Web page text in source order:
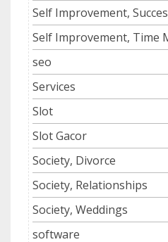
Self Improvement,
Self Improvement, Time
seo
Services
Slot
Slot Gacor
Society, Divorce
Society, Relationships
Society, Weddings
software